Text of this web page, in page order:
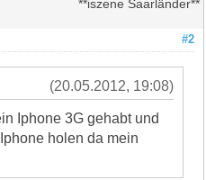
**iszene Saarländer**
#2
(20.05.2012, 19:08)
Iphone 3G gehabt und
holen da mein